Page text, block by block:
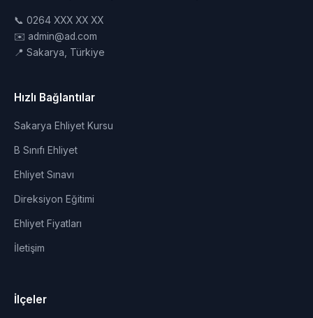
📞 0264 XXX XX XX
✉️ admin@ad.com
📍 Sakarya, Türkiye
Hızlı Bağlantılar
Sakarya Ehliyet Kursu
B Sınıfı Ehliyet
Ehliyet Sınavı
Direksiyon Eğitimi
Ehliyet Fiyatları
İletişim
İlçeler